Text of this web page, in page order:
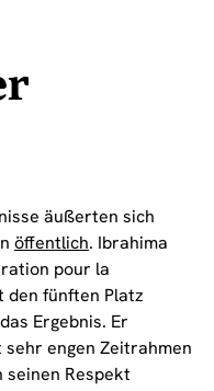
äußerten sich
öffentlich. Ibrahima
pour la
den fünften Platz
Ergebnis. Er
engen Zeitrahmen
seinen Respekt